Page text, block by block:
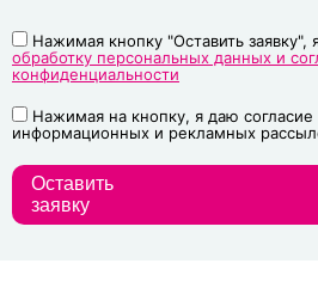
Нажимая кнопку "Оставить заявку",
обработку персональных данных и
конфиденциальности
Нажимая на кнопку, я даю согласие
информационных и рекламных
Оставить
заявку